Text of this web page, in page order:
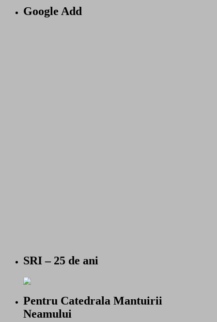
Google Add
SRI – 25 de ani
Pentru Catedrala Mantuirii
Neamului